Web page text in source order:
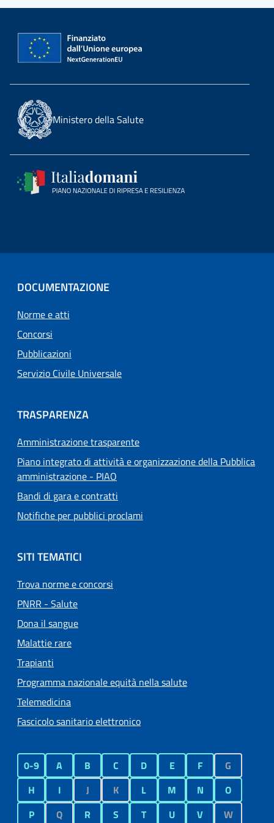
Ministero della Salute
DOCUMENTAZIONE
Norme e atti
Concorsi
Pubblicazioni
Servizio Civile Universale
TRASPARENZA
Amministrazione trasparente
Piano integrato di attività e organizzazione della Pubblica
amministrazione - PIAO
Bandi di gara e contratti
Notifiche per pubblici proclami
SITI TEMATICI
Trova norme e concorsi
PNRR - Salute
Dona il sangue
Malattie rare
Trapianti
Programma nazionale equità nella salute
Telemedicina
Fascicolo sanitario elettronico
0-9 A B C D E F
G
H
I J K L M N
O
P
Q R S T U V
W